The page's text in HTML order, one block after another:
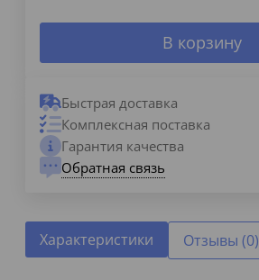
В корзину
Быстрая доставка
Комплексная поставка
Гарантия качества
Обратная связь
Характеристики Отзывы (0)